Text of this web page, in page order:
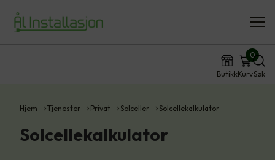
ButikkKurv
0
Søk
Hjem Tjenester Privat Solceller Solcellekalkulator
Solcellekalkulator